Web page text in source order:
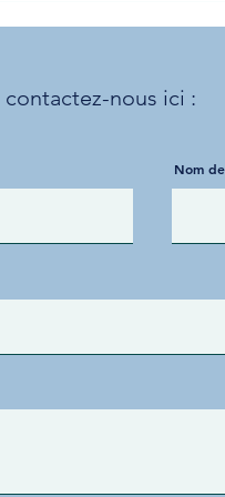
contactez-nous ici :
Nom